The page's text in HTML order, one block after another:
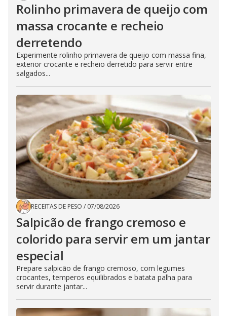
Rolinho primavera de queijo com
massa crocante e recheio
derretendo
Experimente rolinho primavera de queijo com massa fina,
exterior crocante e recheio derretido para servir entre
salgados...
RECEITAS DE PESO / 07/08/2026
Salpicão de frango cremoso e
colorido para servir em um jantar
especial
Prepare salpicão de frango cremoso, com legumes
crocantes, temperos equilibrados e batata palha para
servir durante jantar...